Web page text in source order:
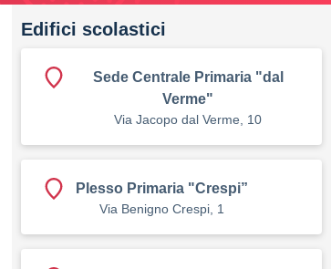
Edifici scolastici
Sede Centrale Primaria "dal
Verme"
Via Jacopo dal Verme, 10
Plesso Primaria "Crespi”
Via Benigno Crespi, 1